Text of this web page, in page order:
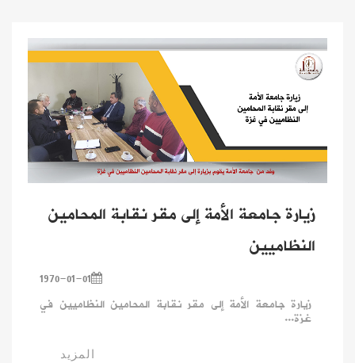
زيارة جامعة الأمة إلى مقر نقابة المحامين
النظاميين
1970-01-01
زيارة جامعة الأمة إلى مقر نقابة المحامين النظاميين في
غزة...
المزيد